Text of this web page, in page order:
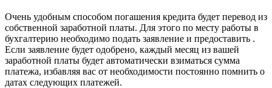
Очень удобным способом погашения кредита будет перевод из
собственной заработной платы. Для этого по месту работы в
бухгалтерию необходимо подать заявление и предоставить .
Если заявление будет одобрено, каждый месяц из вашей
заработной платы будет автоматически взиматься сумма
платежа, избавляя вас от необходимости постоянно помнить о
датах следующих платежей.